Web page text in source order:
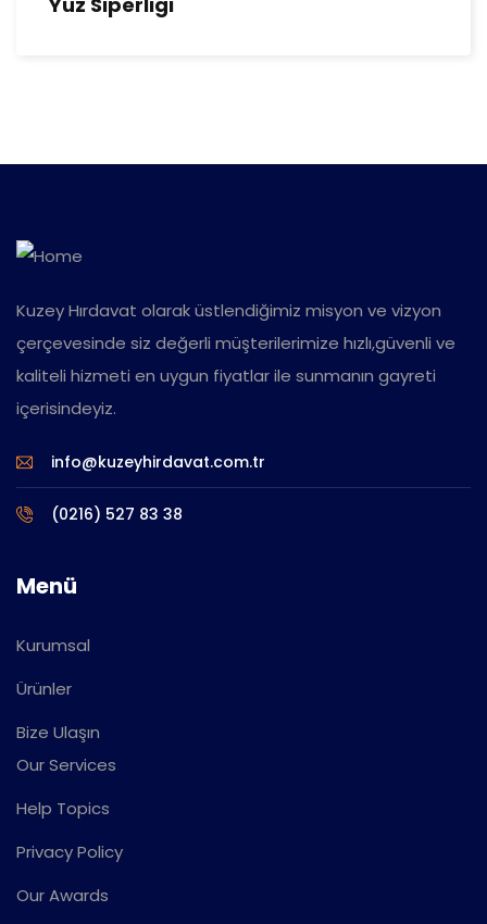
Kuzey Hırdavat olarak üstlendiğimiz misyon ve vizyon
çerçevesinde siz değerli müşterilerimize hızlı,güvenli ve
kaliteli hizmeti en uygun fiyatlar ile sunmanın gayreti
içerisindeyiz.
info@kuzeyhirdavat.com.tr
(0216) 527 83 38
Menü
Kurumsal
Ürünler
Bize Ulaşın
Our Services
Help Topics
Privacy Policy
Our Awards